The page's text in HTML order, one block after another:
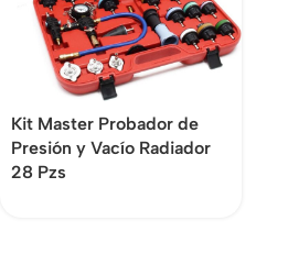
Kit Master Probador de
Presión y Vacío Radiador
28 Pzs